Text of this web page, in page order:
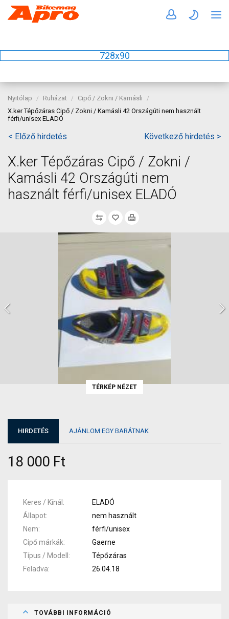
728x90
Nyitólap Ruházat
Cipő / Zokni / Kamásli
X.ker Tépőzáras Cipő / Zokni / Kamásli 42 Országúti nem használt
férfi/unisex ELADÓ
< Előző hirdetés Következő hirdetés >
X.ker Tépőzáras Cipő / Zokni /
Kamásli 42 Országúti nem
használt férfi/unisex ELADÓ
TÉRKÉP NÉZET
HIRDETÉS AJÁNLOM EGY BARÁTNAK
18 000 Ft
Keres / Kínál
ELADÓ
Állapot
nem használt
Nem
férfi/unisex
Cipő márkák
Gaerne
Típus / Modell
Tépőzáras
Feladva
26.04.18
TOVÁBBI INFORMÁCIÓ